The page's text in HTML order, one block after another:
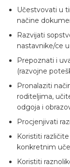
Učestvovati u
načine
Razvijati
nastavnike/ce
Prepoznati i
(razvojne
Pronalaziti
roditeljima,
odgoja i
Procjenjivati
Koristiti
konkretnim
Koristiti